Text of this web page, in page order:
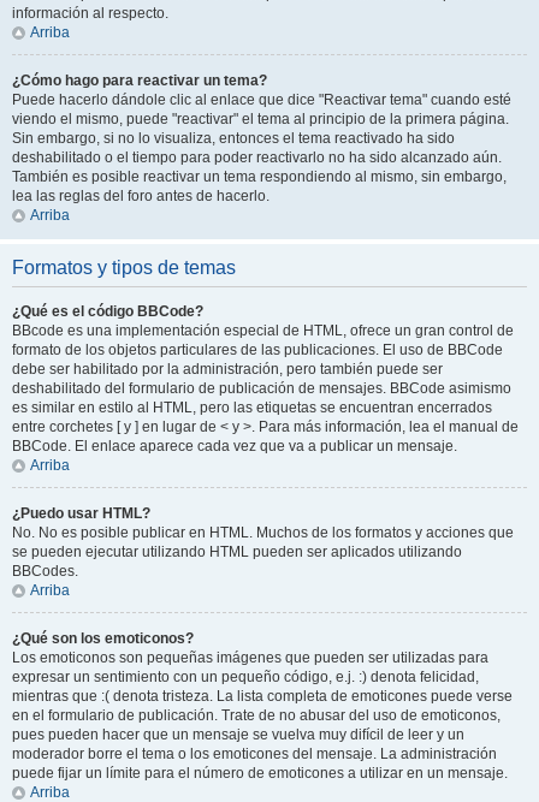
información al respecto.
Arriba
¿Cómo hago para reactivar un tema?
Puede hacerlo dándole clic al enlace que dice "Reactivar tema" cuando esté
viendo el mismo, puede "reactivar" el tema al principio de la primera página.
Sin embargo, si no lo visualiza, entonces el tema reactivado ha sido
deshabilitado o el tiempo para poder reactivarlo no ha sido alcanzado aún.
También es posible reactivar un tema respondiendo al mismo, sin embargo,
lea las reglas del foro antes de hacerlo.
Arriba
Formatos y tipos de temas
¿Qué es el código BBCode?
BBcode es una implementación especial de HTML, ofrece un gran control de
formato de los objetos particulares de las publicaciones. El uso de BBCode
debe ser habilitado por la administración, pero también puede ser
deshabilitado del formulario de publicación de mensajes. BBCode asimismo
es similar en estilo al HTML, pero las etiquetas se encuentran encerrados
entre corchetes [ y ] en lugar de < y >. Para más información, lea el manual de
BBCode. El enlace aparece cada vez que va a publicar un mensaje.
Arriba
¿Puedo usar HTML?
No. No es posible publicar en HTML. Muchos de los formatos y acciones que
se pueden ejecutar utilizando HTML pueden ser aplicados utilizando
BBCodes.
Arriba
¿Qué son los emoticonos?
Los emoticonos son pequeñas imágenes que pueden ser utilizadas para
expresar un sentimiento con un pequeño código, e.j. :) denota felicidad,
mientras que :( denota tristeza. La lista completa de emoticones puede verse
en el formulario de publicación. Trate de no abusar del uso de emoticonos,
pues pueden hacer que un mensaje se vuelva muy difícil de leer y un
moderador borre el tema o los emoticones del mensaje. La administración
puede fijar un límite para el número de emoticones a utilizar en un mensaje.
Arriba